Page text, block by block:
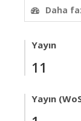
Daha
Yayın
11
Yayın